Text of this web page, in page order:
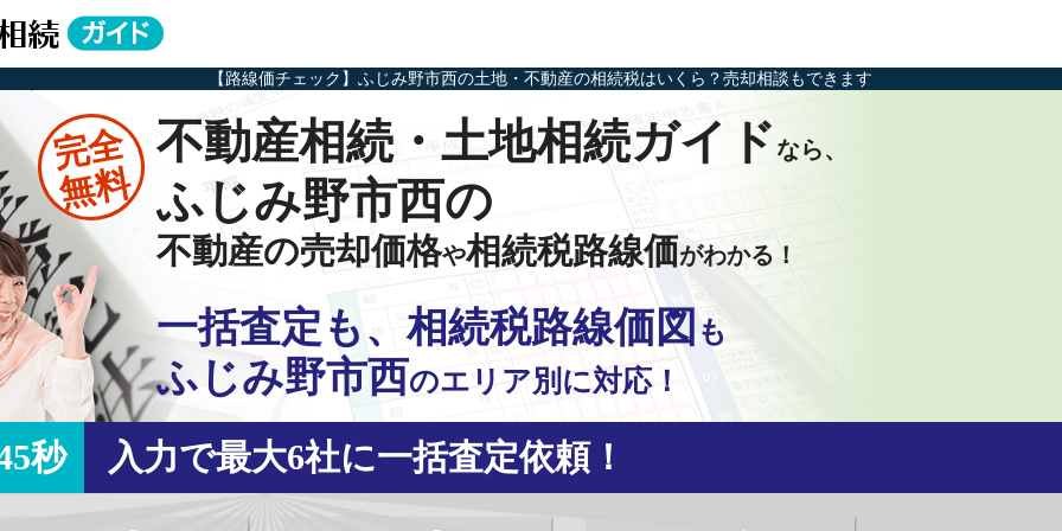
【路線価チェック】ふじみ野市西の土地・不動産の相続税はいくら？売却相談もできます
完全
無料
不動産相続・土地相続ガイドなら、
ふじみ野市西の
不動産の売却価格や相続税路線価がわかる！
一括査定も、相続税路線価図 も
ふじみ野市西のエリア別に対応！
秒 入力で最大6社に一括査定依頼！